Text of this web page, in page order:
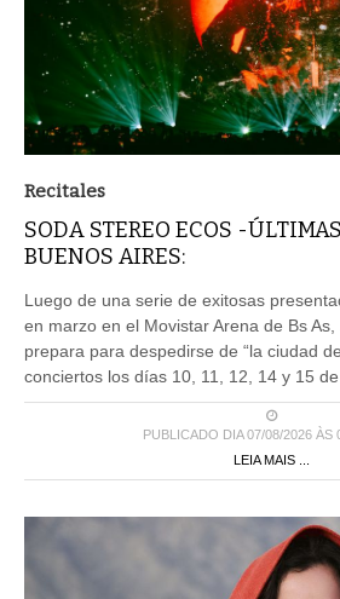
Recitales
SODA STEREO ECOS -
BUENOS AIRES:
Luego de una serie de exitosas
en marzo en el Movistar Arena de Bs
prepara para despedirse de “la ciudad
conciertos los días 10, 11, 12, 14 y 15
PUBLICADO DIA 07/08/2026 ÀS
LEIA MAIS ...